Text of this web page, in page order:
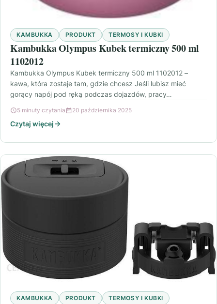
KAMBUKKA PRODUKT TERMOSY I KUBKI
Kambukka Olympus Kubek termiczny 500 ml
1102012
Kambukka Olympus Kubek termiczny 500 ml 1102012 –
kawa, która zostaje tam, gdzie chcesz Jeśli lubisz mieć
gorący napój pod ręką podczas dojazdów, pracy…
5 minuty czytania 20 października 2025
Czytaj więcej
KAMBUKKA PRODUKT TERMOSY I KUBKI